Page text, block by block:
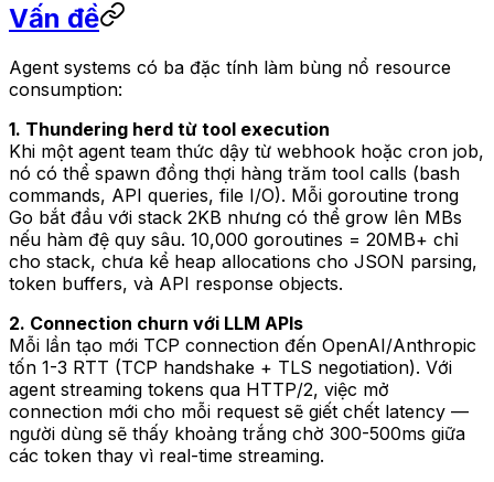
Vấn đề
Agent systems có ba đặc tính làm bùng nổ resource
consumption:
1. Thundering herd từ tool execution
Khi một agent team thức dậy từ webhook hoặc cron job,
nó có thể spawn đồng thợi hàng trăm tool calls (bash
commands, API queries, file I/O). Mỗi goroutine trong
Go bắt đầu với stack 2KB nhưng có thể grow lên MBs
nếu hàm đệ quy sâu. 10,000 goroutines = 20MB+ chỉ
cho stack, chưa kể heap allocations cho JSON parsing,
token buffers, và API response objects.
2. Connection churn với LLM APIs
Mỗi lần tạo mới TCP connection đến OpenAI/Anthropic
tốn 1-3 RTT (TCP handshake + TLS negotiation). Với
agent streaming tokens qua HTTP/2, việc mở
connection mới cho mỗi request sẽ giết chết latency —
người dùng sẽ thấy khoảng trắng chờ 300-500ms giữa
các token thay vì real-time streaming.